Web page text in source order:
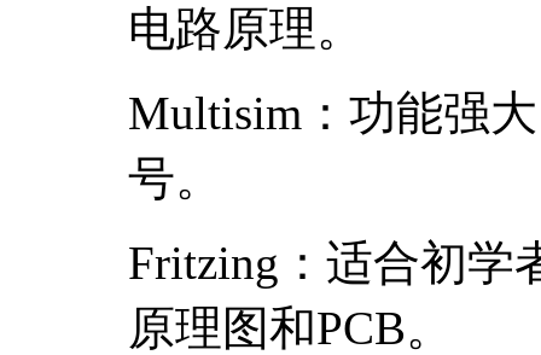
电路原理。
Multisim：功能强
号。
Fritzing：适合初学
原理图和PCB。